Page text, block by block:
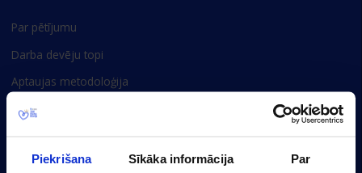
Piekrišana Sīkāka informācija Par
Par pētījumu
Darba devēju topi
Aptaujas metodoloģija
Privātuma politika